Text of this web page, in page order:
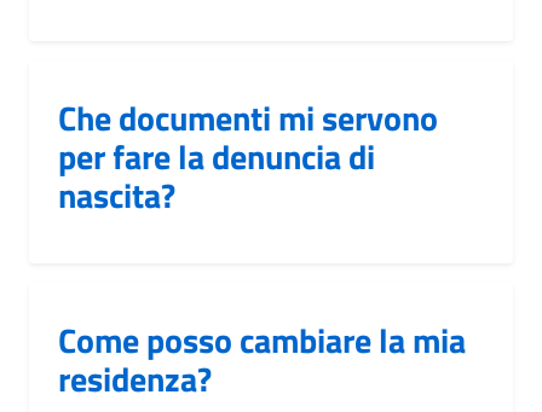
Che documenti mi servono
per fare la denuncia di
nascita?
Come posso cambiare la mia
residenza?